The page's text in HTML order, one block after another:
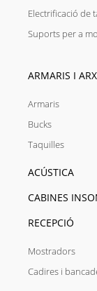
Electrificació de
Suports per a
ARMARIS I
Armaris
Bucks
Taquilles
ACÚSTICA
CABINES
RECEPCIÓ
Mostradors
Cadires i